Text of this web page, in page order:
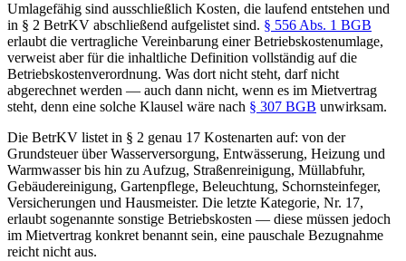
Umlagefähig sind ausschließlich Kosten, die laufend entstehen und
in § 2 BetrKV abschließend aufgelistet sind. § 556 Abs. 1 BGB
erlaubt die vertragliche Vereinbarung einer Betriebskostenumlage,
verweist aber für die inhaltliche Definition vollständig auf die
Betriebskostenverordnung. Was dort nicht steht, darf nicht
abgerechnet werden — auch dann nicht, wenn es im Mietvertrag
steht, denn eine solche Klausel wäre nach § 307 BGB unwirksam.
Die BetrKV listet in § 2 genau 17 Kostenarten auf: von der
Grundsteuer über Wasserversorgung, Entwässerung, Heizung und
Warmwasser bis hin zu Aufzug, Straßenreinigung, Müllabfuhr,
Gebäudereinigung, Gartenpflege, Beleuchtung, Schornsteinfeger,
Versicherungen und Hausmeister. Die letzte Kategorie, Nr. 17,
erlaubt sogenannte sonstige Betriebskosten — diese müssen jedoch
im Mietvertrag konkret benannt sein, eine pauschale Bezugnahme
reicht nicht aus.